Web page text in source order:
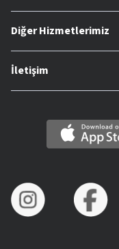
Diğer Hizmetlerimiz
İletişim